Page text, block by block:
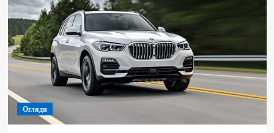
ввімкненні
передачі
Огляди